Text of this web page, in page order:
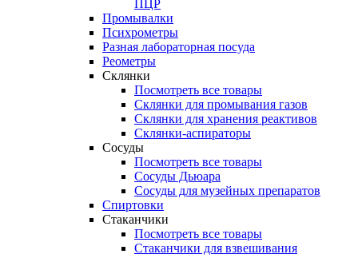
ПЦР
Промывалки
Психрометры
Разная лабораторная посуда
Реометры
Склянки
Посмотреть все товары
Склянки для промывания газов
Склянки для хранения реактивов
Склянки-аспираторы
Сосуды
Посмотреть все товары
Сосуды Дьюара
Сосуды для музейных препаратов
Спиртовки
Стаканчики
Посмотреть все товары
Стаканчики для взвешивания